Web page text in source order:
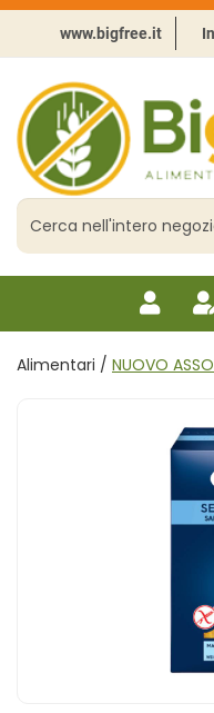
Passa
contenuto
principale
www.bigfree.it
BigFree
-
Punto
celiachia
Cerca
Prodotto
Alimentari / NUOVO